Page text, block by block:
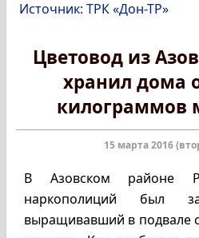
Источник: ТРК «Дон-ТР»
Цветовод из
хранил дома
килограммов
15 марта 2016
В Азовском районе
наркополиций был
выращивавший в подвале